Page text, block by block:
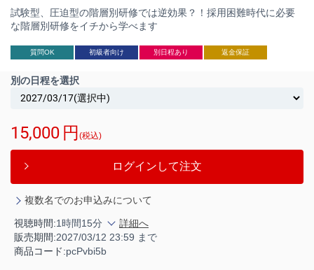
試験型、圧迫型の階層別研修では逆効果？！採用困難時代に必要
な階層別研修をイチから学べます
質問OK 初級者向け 別日程あり 返金保証
別の日程を選択
15,000 円(税込)
ログインして注文
複数名でのお申込みについて
視聴時間:1時間15分
詳細へ
販売期間:2027/03/12 23:59 まで
商品コード:pcPvbi5b